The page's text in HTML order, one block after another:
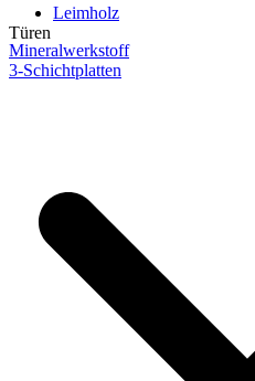
Leimholz
Mineralwerkstoff
3-Schichtplatten
Türen